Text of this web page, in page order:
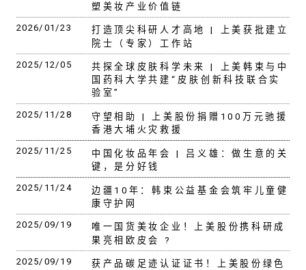
塑美妆产业价值链
2026/01/23 打造顶尖科研人才高地 | 上美获批建立
院士（专家）工作站
2025/12/05
共探全球皮肤科学未来 | 上美韩束与中
国药科大学共建“皮肤创新科技联合实
验室”
2025/11/28
守望相助 | 上美股份捐赠100万元驰援
香港大埔火灾救援
2025/11/25 中国化妆品年会 | 吕义雄：做生意的关
键，是分好钱
2025/11/24
边疆10年：韩束公益基金会筑牢儿童健
康守护网
2025/09/19
唯一国货美妆企业！上美股份携科研成
果亮相欧皮会 ?
2025/09/19 获产品碳足迹认证证书！上美股份绿色